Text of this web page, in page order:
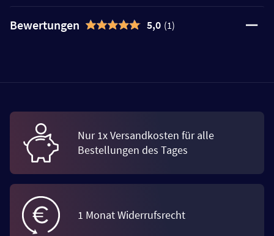
Bewertungen 5,0 (1)
Nur 1x Versandkosten für alle
Bestellungen des Tages
1 Monat Widerrufsrecht